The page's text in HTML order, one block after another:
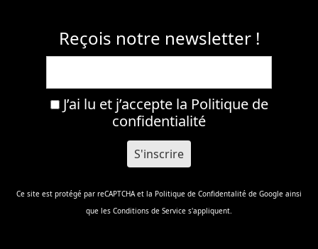
Reçois notre newsletter !
J’ai lu et j’accepte la Politique de
confidentialité
Ce site est protégé par reCAPTCHA et la Politique de Confidentalité de Google ainsi
que les Conditions de Service s'appliquent.